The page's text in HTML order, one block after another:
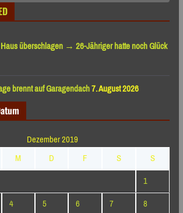
überschlagen → 26-Jähriger hatte noch Glück
brennt auf Garagendach7. August 2026
Dezember 2019
M D F S
S
1
4 5 6 7
8